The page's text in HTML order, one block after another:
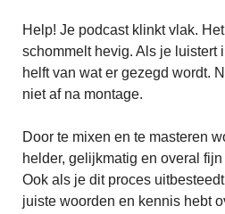
Help! Je podcast klinkt vlak.
schommelt hevig. Als je luistert
helft van wat er gezegd wordt.
niet af na montage.
Door te mixen en te masteren
helder, gelijkmatig en overal
Ook als je dit proces
juiste woorden en kennis hebt